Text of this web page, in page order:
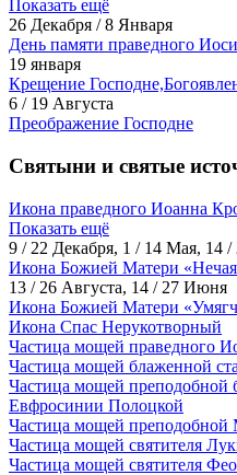
Показать ещё
26 Декабря / 8 Января
День памяти праведного
19 января
Крещение
6 / 19 Августа
Преображение Господне
Святыни и святые
Икона праведного Иоанна
Показать ещё
9 / 22 Декабря, 1 / 14 Мая, 14
Икона Божией Матери
13 / 26 Августа, 14 / 27 Июня
Икона Божией Матери
Икона Спас Нерукотворный
Частица мощей праведного
Частица мощей блаженной
Частица мощей преподобной
Евфросинии Полоцкой
Частица мощей преподобной
Частица мощей святителя
Частица мощей святителя